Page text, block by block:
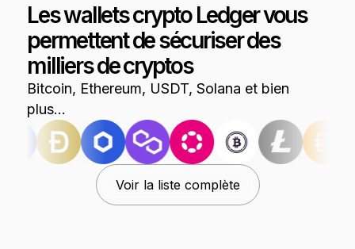
Les wallets crypto Ledger vous
permettent de sécuriser des
milliers de cryptos
Bitcoin, Ethereum, USDT, Solana et bien
plus…
Voir la liste complète